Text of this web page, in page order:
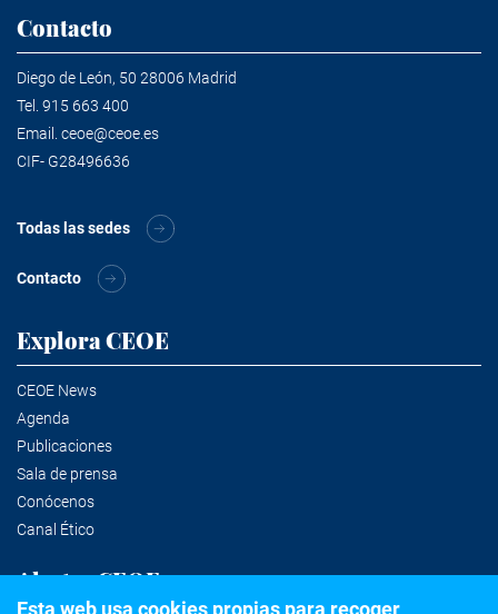
Contacto
Diego de León, 50 28006 Madrid
Tel. 915 663 400
Email. ceoe@ceoe.es
CIF- G28496636
Todas las sedes
Contacto
Explora CEOE
CEOE News
Agenda
Publicaciones
Sala de prensa
Conócenos
Canal Ético
Alertas CEOE
Esta web usa cookies propias para recoger